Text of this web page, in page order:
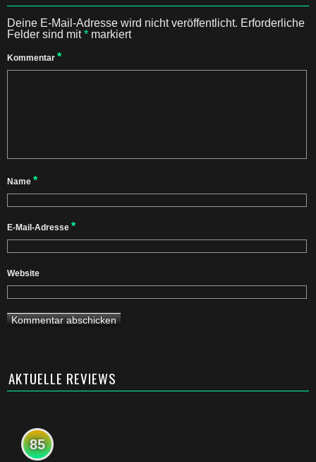
Deine E-Mail-Adresse wird nicht veröffentlicht. Erforderliche
Felder sind mit* markiert
Kommentar *
Name *
E-Mail-Adresse *
Website
AKTUELLE REVIEWS
85